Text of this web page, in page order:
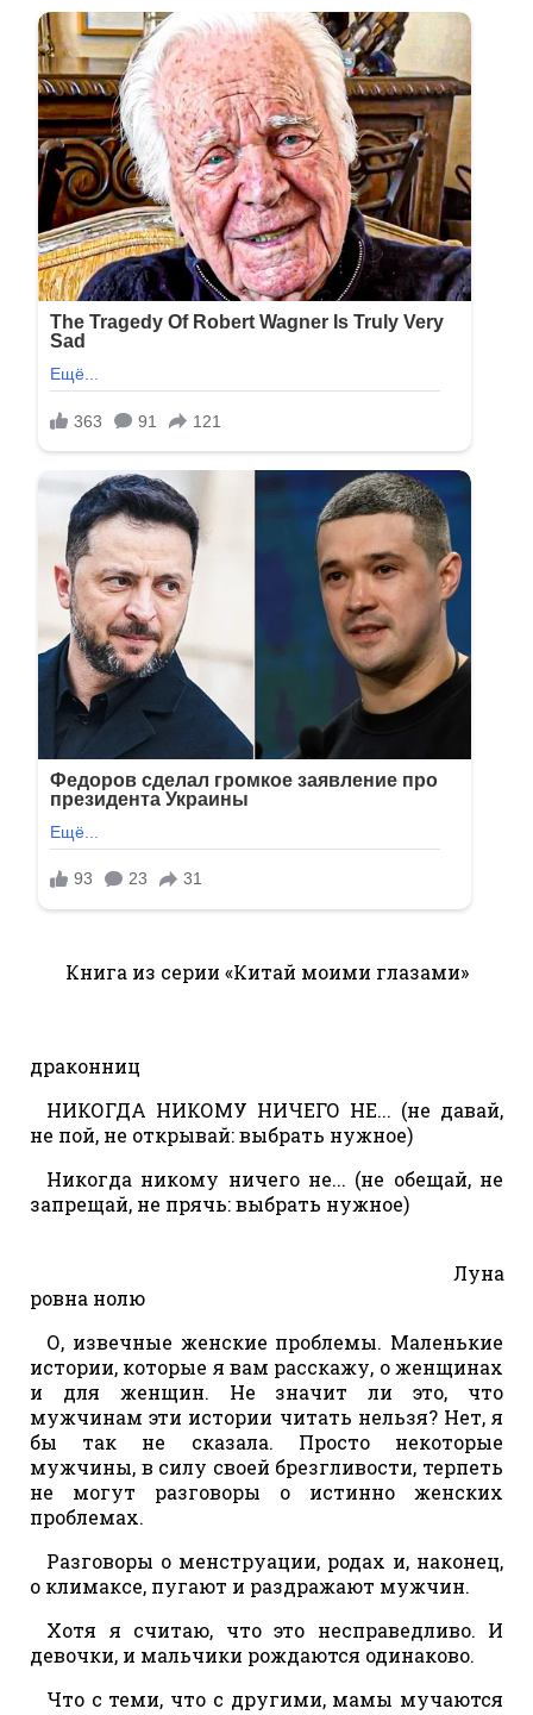
Книга из серии «Китай моими глазами»
драконниц
НИКОГДА НИКОМУ НИЧЕГО НЕ... (не давай,
не пой, не открывай: выбрать нужное)
Никогда никому ничего не... (не обещай, не
запрещай, не прячь: выбрать нужное)
Луна
ровна нолю
О, извечные женские проблемы. Маленькие
истории, которые я вам расскажу, о женщинах
и для женщин. Не значит ли это, что
мужчинам эти истории читать нельзя? Нет, я
бы так не сказала. Просто некоторые
мужчины, в силу своей брезгливости, терпеть
не могут разговоры о истинно женских
проблемах.
Разговоры о менструации, родах и, наконец,
о климаксе, пугают и раздражают мужчин.
Хотя я считаю, что это несправедливо. И
девочки, и мальчики рождаются одинаково.
Что с теми, что с другими, мамы мучаются